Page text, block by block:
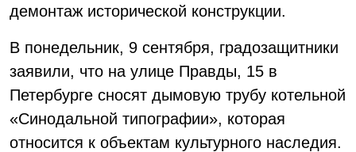
демонтаж исторической конструкции.
В понедельник, 9 сентября, градозащитники
заявили, что на улице Правды, 15 в
Петербурге сносят дымовую трубу котельной
«Синодальной типографии», которая
относится к объектам культурного наследия.